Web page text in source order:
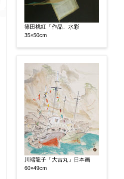
※添付画像は5MBまでのjpg
にてお送りください。
※追加や複数点ある場合は
送り頂けます。
お客様情報をご入力くだ
▼
お名前 【必須】
篠田桃紅「作品」水彩
35×50cm
川端龍子「大吉丸」日本画
60×49cm